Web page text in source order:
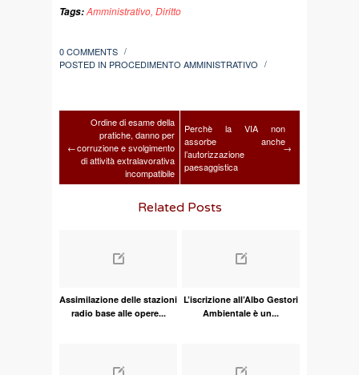
Tags:Amministrativo, Diritto
0 COMMENTS /
POSTED IN PROCEDIMENTO AMMINISTRATIVO /
←
Ordine di esame della
pratiche, danno per
corruzione e svolgimento
di attività extralavorativa
incompatibile
Perchè la VIA non
assorbe anche
l’autorizzazione
paesaggistica
→
Related Posts
Assimilazione delle stazioni
radio base alle opere...
L’iscrizione all’Albo Gestori
Ambientale è un...